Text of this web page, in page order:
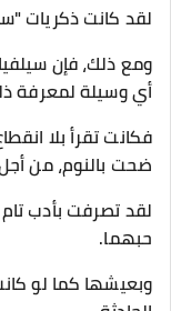
لقد كانت ذكريات
ومع ذلك، فإن
أي وسيلة لمعرفة
فكانت تقرأ بلا
ضحت بالنوم، من
لقد تصرفت بأدب تام
حبهما.
وبعيشها كما لو